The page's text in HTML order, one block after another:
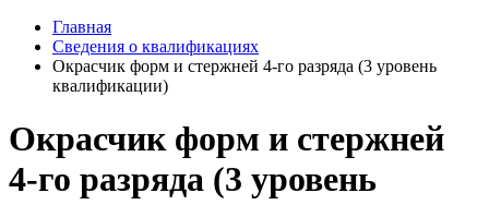
Главная
Сведения о квалификациях
Окрасчик форм и стержней 4-го разряда (3 уровень
квалификации)
Окрасчик форм и стержней
4-го разряда (3 уровень